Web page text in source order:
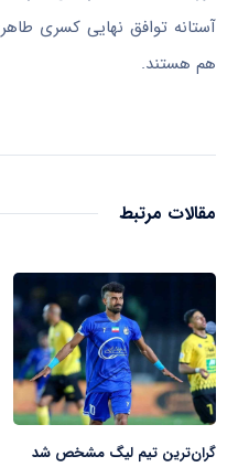
آستانه توافق نهایی کسری
هم هستند.
مقالات مرتبط
گران‌ترین تیم لیگ مشخص شد